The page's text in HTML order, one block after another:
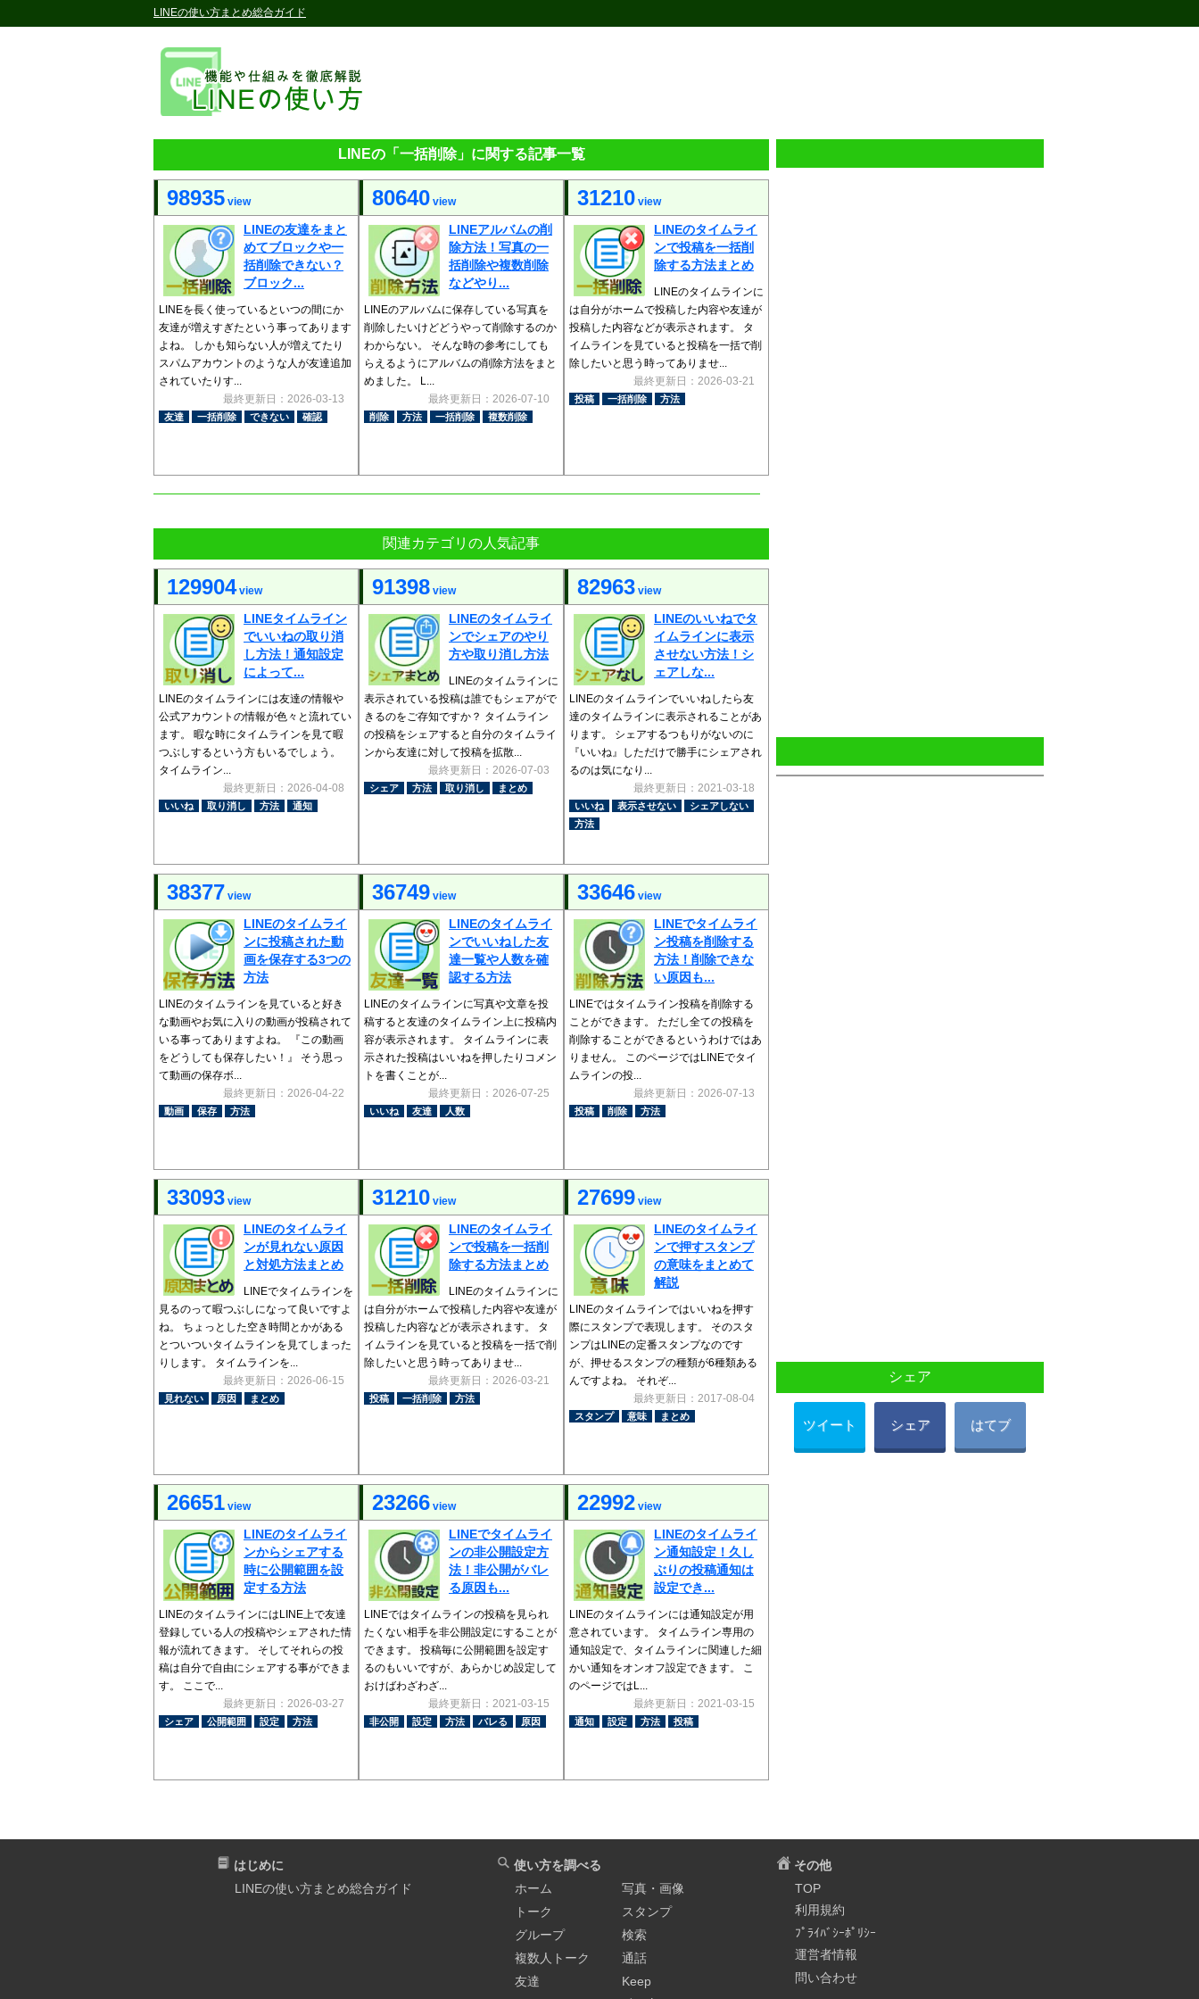
LINEの使い方まとめ総合ガイド
LINEの「一括削除」に関する記事一覧
98935 view
LINEの友達をまと
めてブロックや一
括削除できない？
ブロック...
LINEを長く使っているといつの間にか
友達が増えすぎたという事ってあります
よね。 しかも知らない人が増えてたり
スパムアカウントのような人が友達追加
されていたりす...
最終更新日：2026-03-13
友達 一括削除 できない 確認
80640 view
LINEアルバムの削
除方法！写真の一
括削除や複数削除
などやり...
LINEのアルバムに保存している写真を
削除したいけどどうやって削除するのか
わからない。 そんな時の参考にしても
らえるようにアルバムの削除方法をまと
めました。 L...
最終更新日：2026-07-10
削除 方法 一括削除 複数削除
31210 view
LINEのタイムライ
ンで投稿を一括削
除する方法まとめ
LINEのタイムラインに
は自分がホームで投稿した内容や友達が
投稿した内容などが表示されます。 タ
イムラインを見ていると投稿を一括で削
除したいと思う時ってありませ...
最終更新日：2026-03-21
投稿 一括削除 方法
関連カテゴリの人気記事
129904view
LINEタイムライン
でいいねの取り消
し方法！通知設定
によって...
LINEのタイムラインには友達の情報や
公式アカウントの情報が色々と流れてい
ます。 暇な時にタイムラインを見て暇
つぶしするという方もいるでしょう。
タイムライン...
最終更新日：2026-04-08
いいね 取り消し 方法 通知
91398 view
LINEのタイムライ
ンでシェアのやり
方や取り消し方法
LINEのタイムラインに
表示されている投稿は誰でもシェアがで
きるのをご存知ですか？ タイムライン
の投稿をシェアすると自分のタイムライ
ンから友達に対して投稿を拡散...
最終更新日：2026-07-03
シェア 方法 取り消し まとめ
82963 view
LINEのいいねでタ
イムラインに表示
させない方法！シ
ェアしな...
LINEのタイムラインでいいねしたら友
達のタイムラインに表示されることがあ
ります。 シェアするつもりがないのに
『いいね』しただけで勝手にシェアされ
るのは気になり...
最終更新日：2021-03-18
いいね 表示させない
シェアしない
方法
38377 view
LINEのタイムライ
ンに投稿された動
画を保存する3つの
方法
LINEのタイムラインを見ていると好き
な動画やお気に入りの動画が投稿されて
いる事ってありますよね。 『この動画
をどうしても保存したい！』 そう思っ
て動画の保存ボ...
最終更新日：2026-04-22
動画 保存 方法
36749 view
LINEのタイムライ
ンでいいねした友
達一覧や人数を確
認する方法
LINEのタイムラインに写真や文章を投
稿すると友達のタイムライン上に投稿内
容が表示されます。 タイムラインに表
示された投稿はいいねを押したりコメン
トを書くことが...
最終更新日：2026-07-25
いいね 友達 人数
33646 view
LINEでタイムライ
ン投稿を削除する
方法！削除できな
い原因も...
LINEではタイムライン投稿を削除する
ことができます。 ただし全ての投稿を
削除することができるというわけではあ
りません。 このページではLINEでタイ
ムラインの投...
最終更新日：2026-07-13
投稿 削除 方法
33093 view
LINEのタイムライ
ンが見れない原因
と対処方法まとめ
LINEでタイムラインを
見るのって暇つぶしになって良いですよ
ね。 ちょっとした空き時間とかがある
とついついタイムラインを見てしまった
りします。 タイムラインを...
最終更新日：2026-06-15
見れない 原因 まとめ
31210 view
LINEのタイムライ
ンで投稿を一括削
除する方法まとめ
LINEのタイムラインに
は自分がホームで投稿した内容や友達が
投稿した内容などが表示されます。 タ
イムラインを見ていると投稿を一括で削
除したいと思う時ってありませ...
最終更新日：2026-03-21
投稿 一括削除 方法
27699 view
LINEのタイムライ
ンで押すスタンプ
の意味をまとめて
解説
LINEのタイムラインではいいねを押す
際にスタンプで表現します。 そのスタ
ンプはLINEの定番スタンプなのです
が、押せるスタンプの種類が6種類ある
んですよね。 それぞ...
最終更新日：2017-08-04
スタンプ 意味 まとめ
26651 view
LINEのタイムライ
ンからシェアする
時に公開範囲を設
定する方法
LINEのタイムラインにはLINE上で友達
登録している人の投稿やシェアされた情
報が流れてきます。 そしてそれらの投
稿は自分で自由にシェアする事ができま
す。 ここで...
最終更新日：2026-03-27
シェア 公開範囲 設定 方法
23266 view
LINEでタイムライ
ンの非公開設定方
法！非公開がバレ
る原因も...
LINEではタイムラインの投稿を見られ
たくない相手を非公開設定にすることが
できます。 投稿毎に公開範囲を設定す
るのもいいですが、あらかじめ設定して
おけばわざわざ...
最終更新日：2021-03-15
非公開 設定 方法 バレる 原因
22992 view
LINEのタイムライ
ン通知設定！久し
ぶりの投稿通知は
設定でき...
LINEのタイムラインには通知設定が用
意されています。 タイムライン専用の
通知設定で、タイムラインに関連した細
かい通知をオンオフ設定できます。 こ
のページではL...
最終更新日：2021-03-15
通知 設定 方法 投稿
シェア
ツイート シェア はてブ
はじめに
LINEの使い方まとめ総合ガイド
使い方を調べる
ホーム
トーク
グループ
複数人トーク
友達
写真・画像
スタンプ
検索
通話
Keep
その他
TOP
利用規約
ﾌﾟﾗｲﾊﾞｼｰﾎﾟﾘｼｰ
運営者情報
問い合わせ